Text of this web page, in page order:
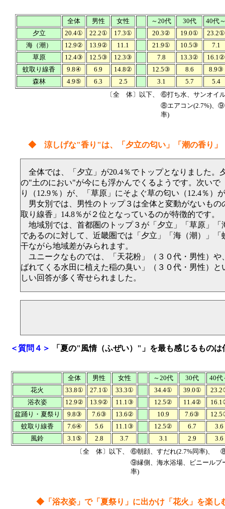
全体 男性 女性 ～20代 30代
40代
夕立
20.4① 22.2① 17.3① 20.3② 19.0①
23.2①
海（潮）
12.9② 13.9② 11.1 21.9① 10.5③
7.1
草原
12.4③ 12.5③ 12.3③ 7.8 13.3②
16.1②
蚊取り線香
9.8④ 6.9 14.8② 12.5③ 8.6
8.9③
森林
4.9⑤ 6.3 2.5 3.1 5.7
5.4
〔全 体〕以下、
⑥打ち水、サンオイ
⑧エアコン(2.7%)、⑨
率)
◆ 涼しげな"香り"は、「夕立の匂い」「潮の香り」
全体では、「夕立」が20.4％でトップとなりました。
の"土のにおい"が今にも浮かんでくるようです。次いで
り（12.9％）が、「草原」にそよぐ草の匂い（12.4％）
男女別では、男性のトップ３は全体と変動がないもの
取り線香」14.8％が２位となっているのが特徴的です。
地域別では、首都圏のトップ３が「夕立」「草原」「
であるのに対して、近畿圏では「夕立」「海（潮）」「
干ながら地域差がみられます。
ユニークなものでは、「天花粉」（３０代・男性）や
ばれてくる水田に植えた稲の臭い」（３０代・男性）と
しい回答が多く寄せられました。
＜質問４＞ 「夏の"風情（ふぜい）"」を最も感じるものは
全体 男性 女性 ～20代 30代
40代
花火
33.8① 27.1① 33.3① 34.4① 39.0①
浴衣姿
12.9② 13.9② 11.1③ 12.5② 11.4②
盆踊り・夏祭り
9.8③ 7.6③ 13.6② 10.9 7.6③
蚊取り線香
7.6④ 5.6 11.1③ 12.5② 6.7
3.6
風鈴
3.1⑤ 2.8 3.7 3.1 2.9
3.6
〔全 体〕以下、
⑥朝顔、すだれ(2.7%同率)、
⑨縁側、海水浴場、ビニールプ
率)
◆「浴衣姿」で「夏祭り」に出かけ「花火」を楽